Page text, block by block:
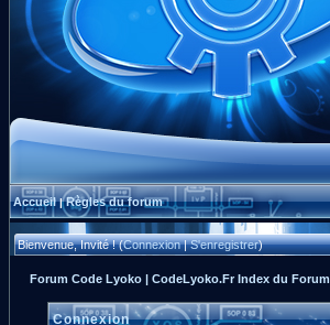
Accueil|Règles du forum
Bienvenue, Invité ! (Connexion|S'enregistrer)
Forum Code Lyoko | CodeLyoko.Fr Index du Forum
Connexion